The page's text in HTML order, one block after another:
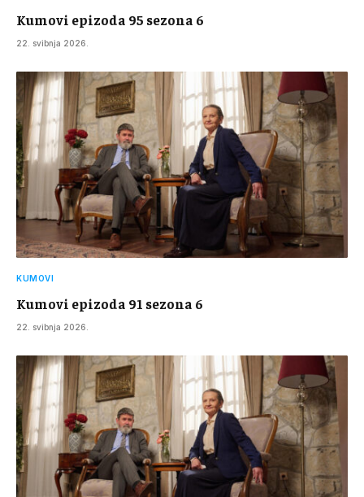
Kumovi epizoda 95 sezona 6
22. svibnja 2026.
KUMOVI
Kumovi epizoda 91 sezona 6
22. svibnja 2026.